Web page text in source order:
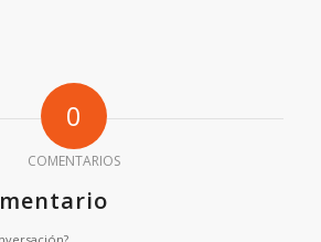
0
COMENTARIOS